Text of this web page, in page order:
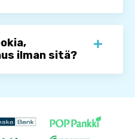
ilman sitä?